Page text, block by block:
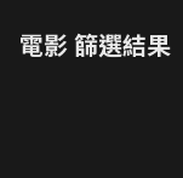
電影篩選結果